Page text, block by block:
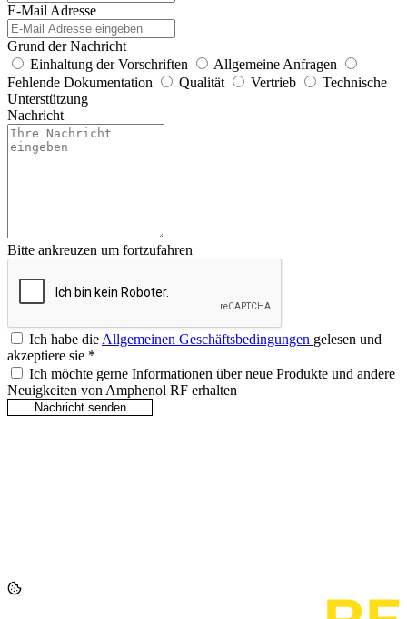
E-Mail Adresse
Grund der Nachricht
Einhaltung der Vorschriften
Allgemeine Anfragen
Fehlende Dokumentation
Qualität Vertrieb
Technische
Unterstützung
Nachricht
Bitte ankreuzen um fortzufahren
Ich habe die Allgemeinen Geschäftsbedingungen gelesen und
akzeptiere sie *
Ich möchte gerne Informationen über neue Produkte und andere
Neuigkeiten von Amphenol RF erhalten